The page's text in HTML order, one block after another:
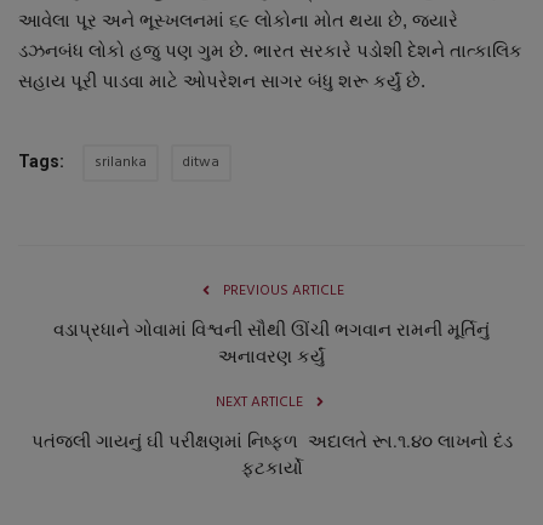
બજારના સમાચાર
સ્થાનિક સમાચાર
બોલિવૂડ
આવેલા પૂર અને ભૂસ્ખલનમાં ૬૯ લોકોના મોત થયા છે, જ્યારે
ડઝનબંધ લોકો હજુ પણ ગુમ છે. ભારત સરકારે પડોશી દેશને તાત્કાલિક
સહાય પૂરી પાડવા માટે ઓપરેશન સાગર બંધુ શરૂ કર્યું છે.
Tags: srilanka ditwa
PREVIOUS ARTICLE
વડાપ્રધાને ગોવામાં વિશ્વની સૌથી ઊંચી ભગવાન રામની મૂર્તિનું
અનાવરણ કર્યું
NEXT ARTICLE
પતંજલી ગાયનું ઘી પરીક્ષણમાં નિષ્ફળ અદાલતે રૂા.૧.૪૦ લાખનો દંડ
ફટકાર્યો